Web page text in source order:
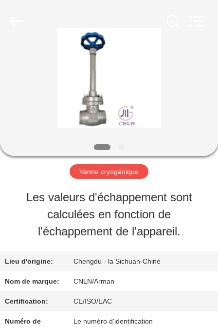
AU
NOUS
VISITE
D'USINE
CONTRÔLE
Vanne cryogénique
Les valeurs d'échappement sont
calculées en fonction de
l'échappement de l'appareil.
Lieu d'origine: Chengdu - la Sichuan-Chine
Nom de marque: CNLN/Arman
Certification: CE/ISO/EAC
Numéro de
Le numéro d'identification